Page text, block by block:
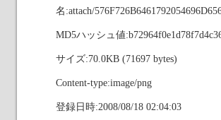
名:attach/
MD5ハッシュ値
サイズ:70.0KB (71697 bytes)
Content-type:image/png
登録日時:2008/08/18 02:04:03